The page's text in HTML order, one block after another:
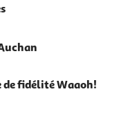
de fidélité Waaoh!